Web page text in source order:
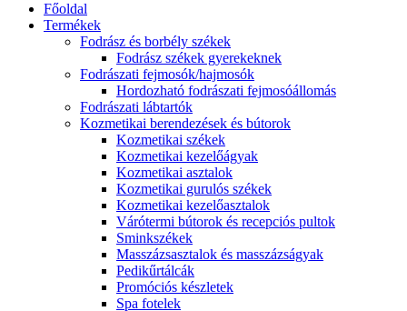
Főoldal
Termékek
Fodrász és borbély székek
Fodrász székek gyerekeknek
Fodrászati fejmosók/hajmosók
Hordozható fodrászati fejmosóállomás
Fodrászati lábtartók
Kozmetikai berendezések és bútorok
Kozmetikai székek
Kozmetikai kezelőágyak
Kozmetikai asztalok
Kozmetikai gurulós székek
Kozmetikai kezelőasztalok
Várótermi bútorok és recepciós pultok
Sminkszékek
Masszázsasztalok és masszázságyak
Pedikűrtálcák
Promóciós készletek
Spa fotelek